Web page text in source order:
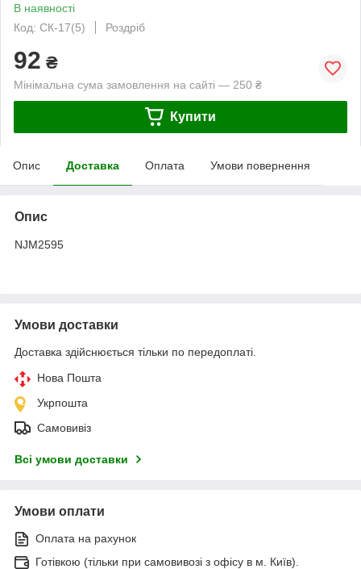
В наявності
Код: СК-17(5)
Роздріб
92 ₴
Мінімальна сума замовлення на сайті — 250 ₴
Купити
Опис Доставка Оплата Умови повернення
Опис
NJM2595
Умови доставки
Доставка здійснюється тільки по передоплаті.
Нова Пошта
Укрпошта
Самовивіз
Всі умови доставки
Умови оплати
Оплата на рахунок
Готівкою (тільки при самовивозі з офісу в м. Київ).